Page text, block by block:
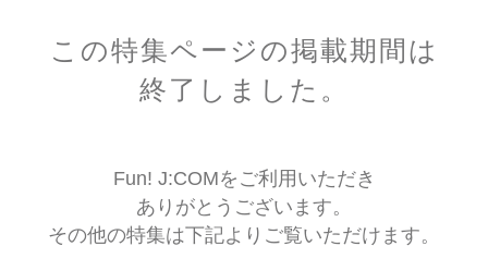
ウェブメール マガジン
この特集ページの掲載期間は
終了しました。
Fun! J:COMをご利用いただき
ありがとうございます。
その他の特集は下記よりご覧いただけます。